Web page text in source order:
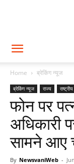
Home ब्रेकिंग न्यूज
ब्रेकिंग न्यूज राज्य राष्ट्रीय
फोन पर
अधिकारी
सामने आए
By NewsvaniWeb -